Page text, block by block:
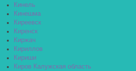
Кинель
Кинешма
Киреевск
Киренск
Киржач
Кириллов
Кириши
Киров Калужская область